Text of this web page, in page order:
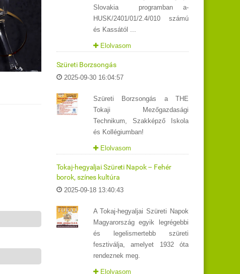
Slovakia programban a-
HUSK/2401/01/2.4/010 számú
és Kassától ...
Elolvasom
Szüreti Borzsongás
2025-09-30 16:04:57
Szüreti Borzsongás a THE
Tokaji Mezőgazdasági
Technikum, Szakképző Iskola
és Kollégiumban!
Elolvasom
Tokaj-hegyaljai Szüreti Napok – Fehér
borok, színes kultúra
2025-09-18 13:40:43
A Tokaj-hegyaljai Szüreti Napok
Magyarország egyik legrégebbi
és legelismertebb szüreti
fesztiválja, amelyet 1932 óta
rendeznek meg.
Elolvasom